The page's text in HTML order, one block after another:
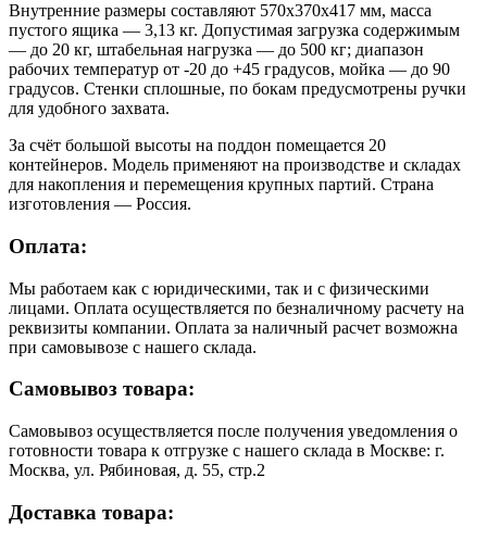
Внутренние размеры составляют 570х370х417 мм, масса
пустого ящика — 3,13 кг. Допустимая загрузка содержимым
— до 20 кг, штабельная нагрузка — до 500 кг; диапазон
рабочих температур от -20 до +45 градусов, мойка — до 90
градусов. Стенки сплошные, по бокам предусмотрены ручки
для удобного захвата.
За счёт большой высоты на поддон помещается 20
контейнеров. Модель применяют на производстве и складах
для накопления и перемещения крупных партий. Страна
изготовления — Россия.
Оплата:
Мы работаем как с юридическими, так и с физическими
лицами. Оплата осуществляется по безналичному расчету на
реквизиты компании. Оплата за наличный расчет возможна
при самовывозе с нашего склада.
Самовывоз товара:
Самовывоз осуществляется после получения уведомления о
готовности товара к отгрузке с нашего склада в Москве: г.
Москва, ул. Рябиновая, д. 55, стр.2
Доставка товара: